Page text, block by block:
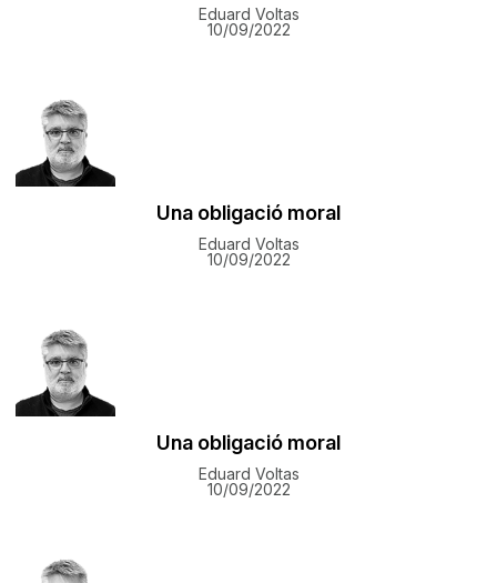
Eduard Voltas
10/09/2022
Una obligació moral
Eduard Voltas
10/09/2022
Una obligació moral
Eduard Voltas
10/09/2022